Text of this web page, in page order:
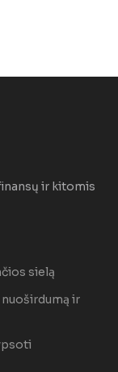
ir kitomis
sielą
ir